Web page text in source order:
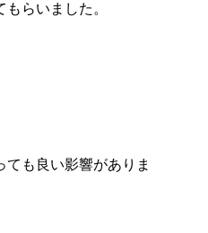
らいました。
も良い影響がありま